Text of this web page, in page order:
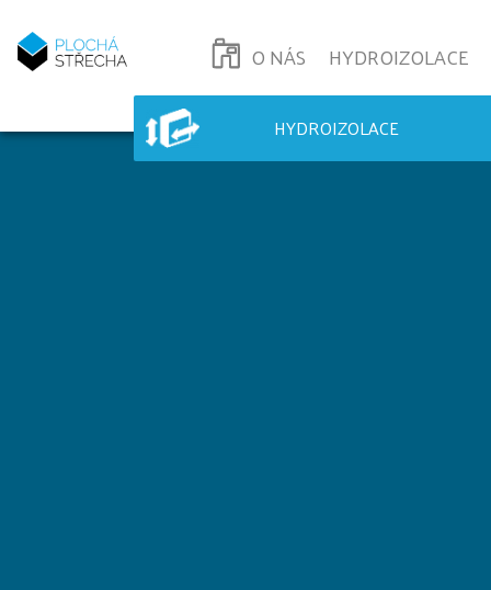
O NÁS HYDROIZOLACE
HYDROIZOLACE